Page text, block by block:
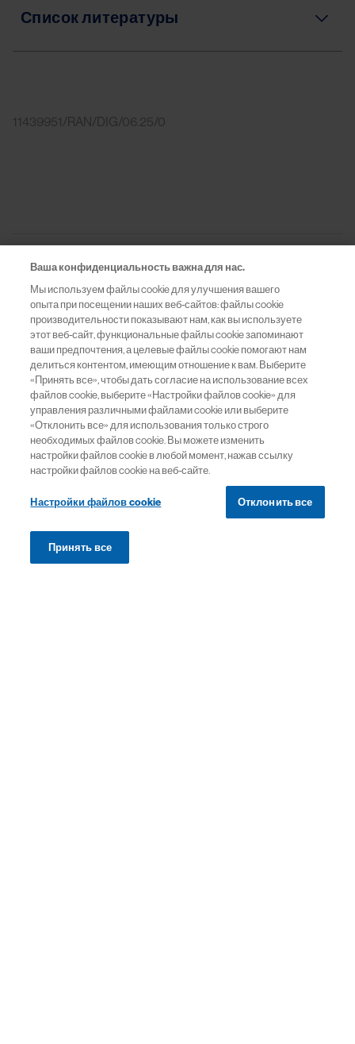
Список литературы
11439951/RAN/DIG/06.25/0
Офтальмология
Сайт предназначен для сотрудников здравоохранения
Политика конфиденциальности
Российской Федерации. Не является медицинским
заключением или постановкой диагноза. Обратитесь к
Ваша конфиденциальность важна для нас.
Мы используем файлы cookie для улучшения вашего
опыта при посещении наших веб-сайтов: файлы cookie
производительности показывают нам, как вы используете
этот веб-сайт, функциональные файлы cookie запоминают
ваши предпочтения, а целевые файлы cookie помогают нам
делиться контентом, имеющим отношение к вам. Выберите
«Принять все», чтобы дать согласие на использование всех
файлов cookie, выберите «Настройки файлов cookie» для
управления различными файлами cookie или выберите
«Отклонить все» для использования только строго
необходимых файлов cookie. Вы можете изменить
настройки файлов cookie в любой момент, нажав ссылку
настройки файлов cookie на веб-сайте.
Настройки файлов cookie Отклонить все
Принять все